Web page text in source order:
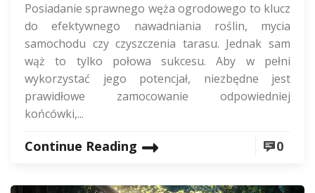
Posiadanie sprawnego węża ogrodowego to klucz
do efektywnego nawadniania roślin, mycia
samochodu czy czyszczenia tarasu. Jednak sam
wąż to tylko połowa sukcesu. Aby w pełni
wykorzystać jego potencjał, niezbędne jest
prawidłowe zamocowanie odpowiedniej
końcówki,...
Continue Reading 0